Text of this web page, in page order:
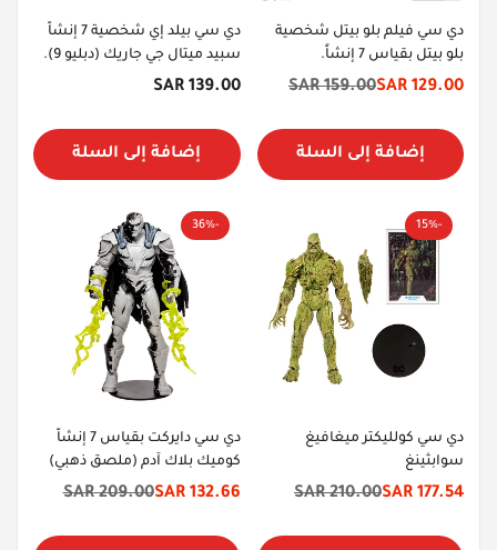
دي سي فيلم بلو بيتل شخصية
بلو بيتل بقياس 7 إنشاً.
سعر
129.00 SAR
السعر
159.00 SAR
إضافة إلى السلة
دي سي بيلد إي شخصية 7 إنشاً
سبيد ميتال جي جاريك (دبليو 9).
السعر
139.00 SAR
إضافة إلى السلة
-15%
دي سي كولليكتر ميغافيغ
سوابثينغ
سعر
177.54 SAR
السعر
210.00 SAR
-36%
دي سي دايركت بقياس 7 إنشاً
كوميك بلاك آدم (ملصق ذهبي)
سعر
132.66 SAR
السعر
209.00 SAR